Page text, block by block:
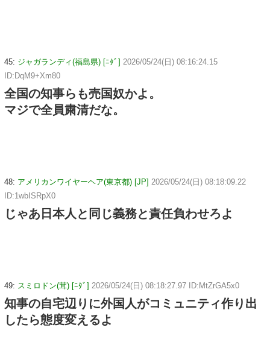
45: ジャガランディ(福島県) [ﾆﾀﾞ] 2026/05/24(日) 08:16:24.15
ID:DqM9+Xm80
全国の知事らも売国奴かよ。
マジで全員粛清だな。
48: アメリカンワイヤーヘア(東京都) [JP] 2026/05/24(日) 08:18:09.22
ID:1wbISRpX0
じゃあ日本人と同じ義務と責任負わせろよ
49: スミロドン(茸) [ﾆﾀﾞ] 2026/05/24(日) 08:18:27.97 ID:MtZrGA5x0
知事の自宅辺りに外国人がコミュニティ作り出
したら態度変えるよ